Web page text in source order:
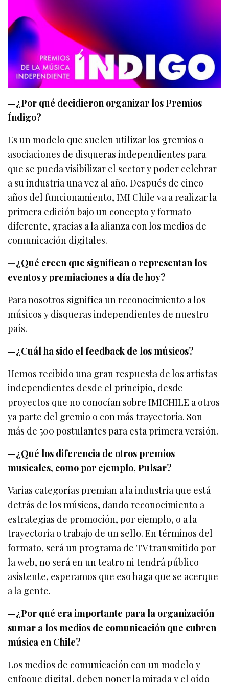
—¿Por qué decidieron organizar los Premios
Índigo?
Es un modelo que suelen utilizar los gremios o
asociaciones de disqueras independientes para
que se pueda visibilizar el sector y poder celebrar
a su industria una vez al año. Después de cinco
años del funcionamiento, IMI Chile va a realizar la
primera edición bajo un concepto y formato
diferente, gracias a la alianza con los medios de
comunicación digitales.
—¿Qué creen que significan o representan los
eventos y premiaciones a día de hoy?
Para nosotros significa un reconocimiento a los
músicos y disqueras independientes de nuestro
país.
—¿Cuál ha sido el feedback de los músicos?
Hemos recibido una gran respuesta de los artistas
independientes desde el principio, desde
proyectos que no conocían sobre IMICHILE a otros
ya parte del gremio o con más trayectoria. Son
más de 500 postulantes para esta primera versión.
—¿Qué los diferencia de otros premios
musicales, como por ejemplo, Pulsar?
Varias categorías premian a la industria que está
detrás de los músicos, dando reconocimiento a
estrategias de promoción, por ejemplo, o a la
trayectoria o trabajo de un sello. En términos del
formato, será un programa de TV transmitido por
la web, no será en un teatro ni tendrá público
asistente, esperamos que eso haga que se acerque
a la gente.
—¿Por qué era importante para la organización
sumar a los medios de comunicación que cubren
música en Chile?
Los medios de comunicación con un modelo y
enfoque digital, deben poner la mirada y el oído